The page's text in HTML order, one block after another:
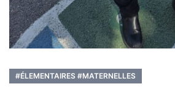
#ÉLEMENTAIRES #MATERNELLES